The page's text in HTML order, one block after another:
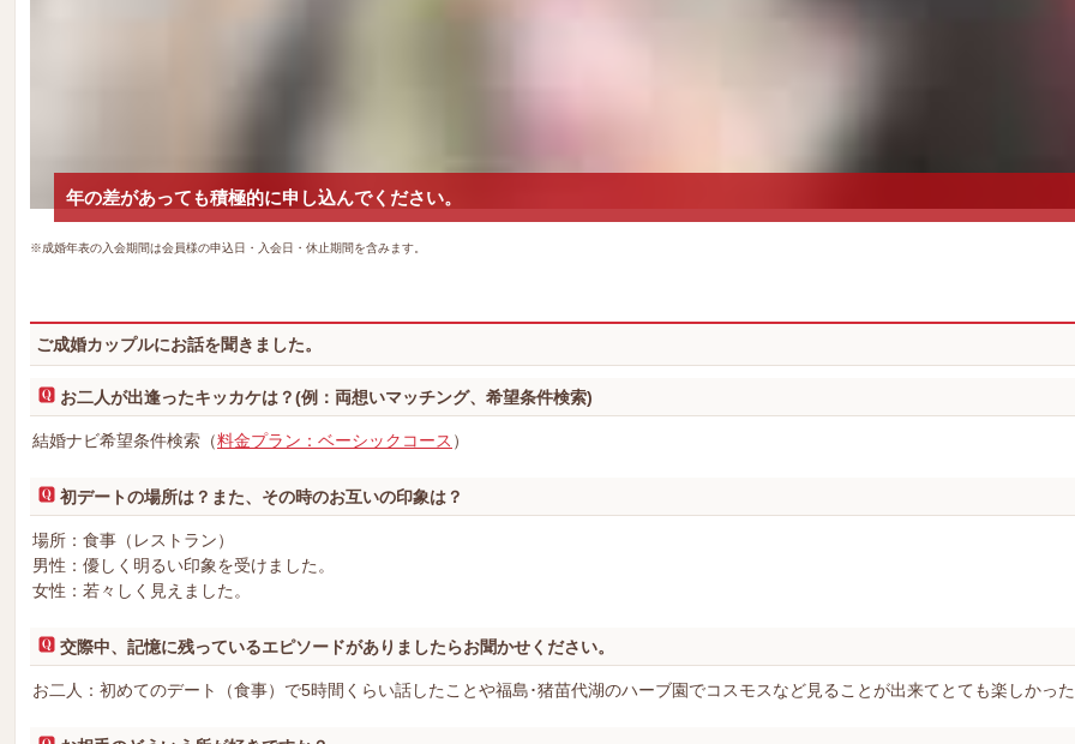
年の差があっても積極的に申し込んでください。
※成婚年表の入会期間は会員様の申込日・入会日・休止期間を含みます。
ご成婚カップルにお話を聞きました。
お二人が出逢ったキッカケは？(例：両想いマッチング、希望条件検索)
結婚ナビ希望条件検索（料金プラン：ベーシックコース ）
初デートの場所は？また、その時のお互いの印象は？
場所：食事（レストラン）
男性：優しく明るい印象を受けました。
女性：若々しく見えました。
交際中、記憶に残っているエピソードがありましたらお聞かせください。
お二人：初めてのデート（食事）で5時間くらい話したことや福島･猪苗代湖のハーブ園でコスモスなど見ることが出来てとても楽しかっ